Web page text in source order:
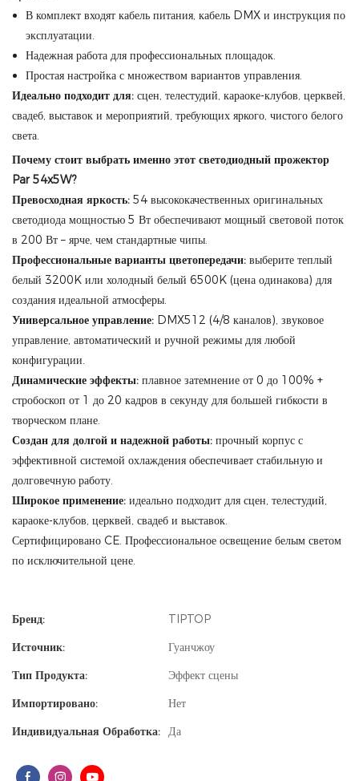
В комплект входят кабель питания, кабель DMX и инструкция по
эксплуатации.
Надежная работа для профессиональных площадок.
Простая настройка с множеством вариантов управления.
Идеально подходит для: сцен, телестудий, караоке-клубов, церквей,
свадеб, выставок и мероприятий, требующих яркого, чистого белого
света.
Почему стоит выбрать именно этот светодиодный прожектор
Par 54x5W?
Превосходная яркость: 54 высококачественных оригинальных
светодиода мощностью 5 Вт обеспечивают мощный световой поток
в 200 Вт – ярче, чем стандартные чипы.
Профессиональные варианты цветопередачи: выберите теплый
белый 3200K или холодный белый 6500K (цена одинакова) для
создания идеальной атмосферы.
Универсальное управление: DMX512 (4/8 каналов), звуковое
управление, автоматический и ручной режимы для любой
конфигурации.
Динамические эффекты: плавное затемнение от 0 до 100% +
стробоскоп от 1 до 20 кадров в секунду для большей гибкости в
творческом плане.
Создан для долгой и надежной работы: прочный корпус с
эффективной системой охлаждения обеспечивает стабильную и
долговечную работу.
Широкое применение: идеально подходит для сцен, телестудий,
караоке-клубов, церквей, свадеб и выставок.
Сертифицировано CE. Профессиональное освещение белым светом
по исключительной цене.
Бренд:
TIPTOP
Источник:
Гуанчжоу
Тип Продукта:
Эффект сцены
Импортировано:
Нет
Индивидуальная Обработка: Да